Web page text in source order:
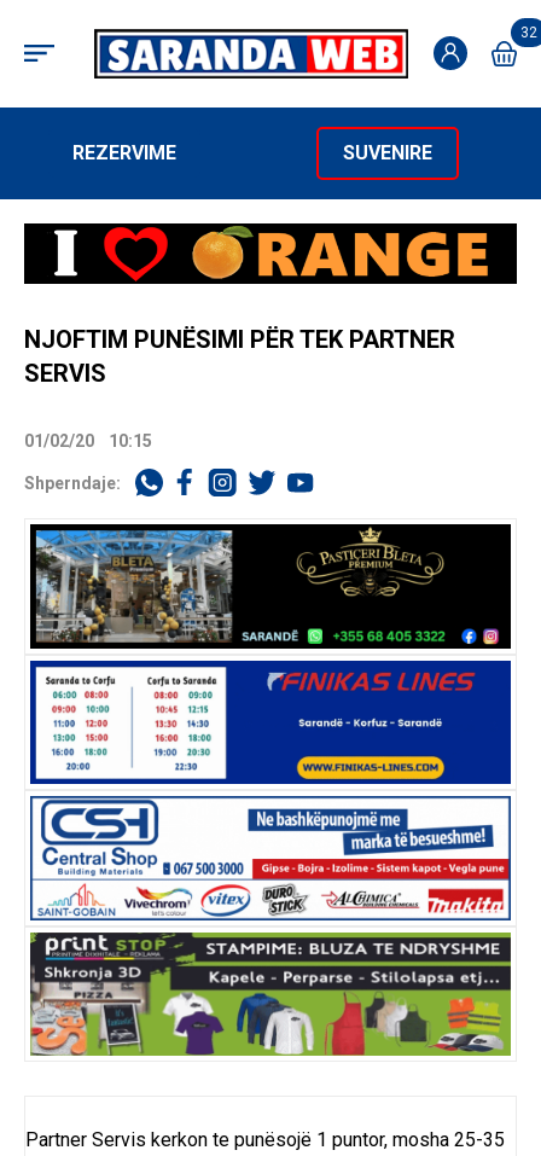
32
REZERVIME SUVENIRE
NJOFTIM PUNËSIMI PËR TEK PARTNER
SERVIS
01/02/20 10:15
Shperndaje:
Partner Servis kerkon te punësojë 1 puntor, mosha 25-35